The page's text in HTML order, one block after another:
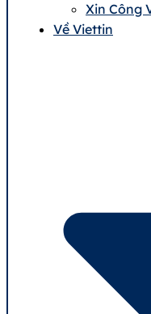
Xin Công
Về Viettin